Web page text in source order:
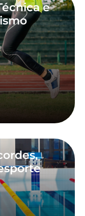
e